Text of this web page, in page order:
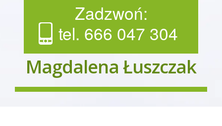
Zadzwoń:
tel. 666 047 304
Magdalena Łuszczak